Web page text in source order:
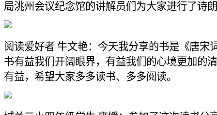
局洮州会议纪念馆的讲解员们为大家进行了诗
阅读爱好者 牛文艳：今天我分享的书是《唐宋
书有益我们开阔眼界，有益我们的心境更加的
有益，希望大家多多读书、多多阅读。